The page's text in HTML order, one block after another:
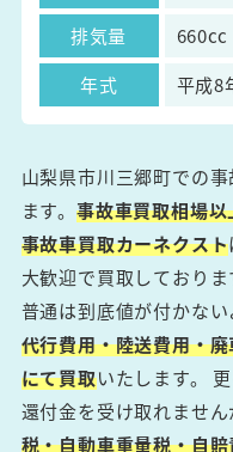
排気量
660cc
年式
平成8
山梨県市川三郷町での
ます。事故車買取相場
事故車買取カーネクスト
大歓迎で買取しておりま
普通は到底値が付かな
代行費用・陸送費用・
にて買取いたします。
還付金を受け取れませ
税・自動車重量税・自